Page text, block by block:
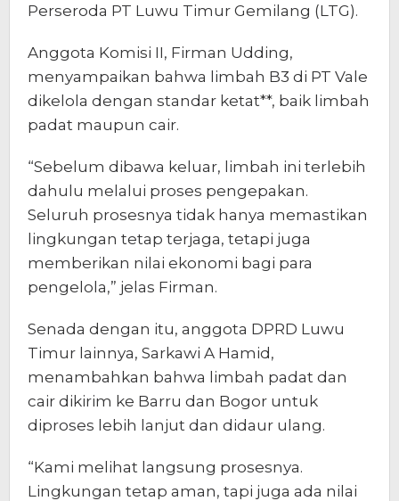
Perseroda PT Luwu Timur Gemilang (LTG).
Anggota Komisi II, Firman Udding,
menyampaikan bahwa limbah B3 di PT Vale
dikelola dengan standar ketat**, baik limbah
padat maupun cair.
“Sebelum dibawa keluar, limbah ini terlebih
dahulu melalui proses pengepakan.
Seluruh prosesnya tidak hanya memastikan
lingkungan tetap terjaga, tetapi juga
memberikan nilai ekonomi bagi para
pengelola,” jelas Firman.
Senada dengan itu, anggota DPRD Luwu
Timur lainnya, Sarkawi A Hamid,
menambahkan bahwa limbah padat dan
cair dikirim ke Barru dan Bogor untuk
diproses lebih lanjut dan didaur ulang.
“Kami melihat langsung prosesnya.
Lingkungan tetap aman, tapi juga ada nilai